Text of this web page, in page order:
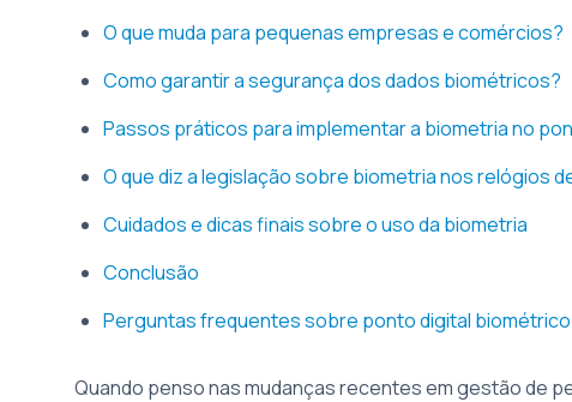
O que muda para pequenas empresas e comércios?
Como garantir a segurança dos dados biométricos?
Passos práticos para implementar a biometria no
O que diz a legislação sobre biometria nos relógios
Cuidados e dicas finais sobre o uso da biometria
Conclusão
Perguntas frequentes sobre ponto digital biométrico
Quando penso nas mudanças recentes em gestão de